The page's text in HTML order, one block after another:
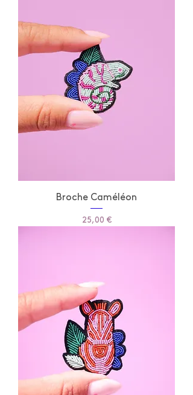
Broche Caméléon
Prix
25,00 €